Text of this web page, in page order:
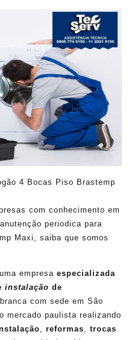
4 Bocas Piso Brastemp
com conhecimento em
periodica para
Maxi, saiba que somos
empresa especializada
instalação de
com sede em São
mercado paulista realizando
reformas
trocas